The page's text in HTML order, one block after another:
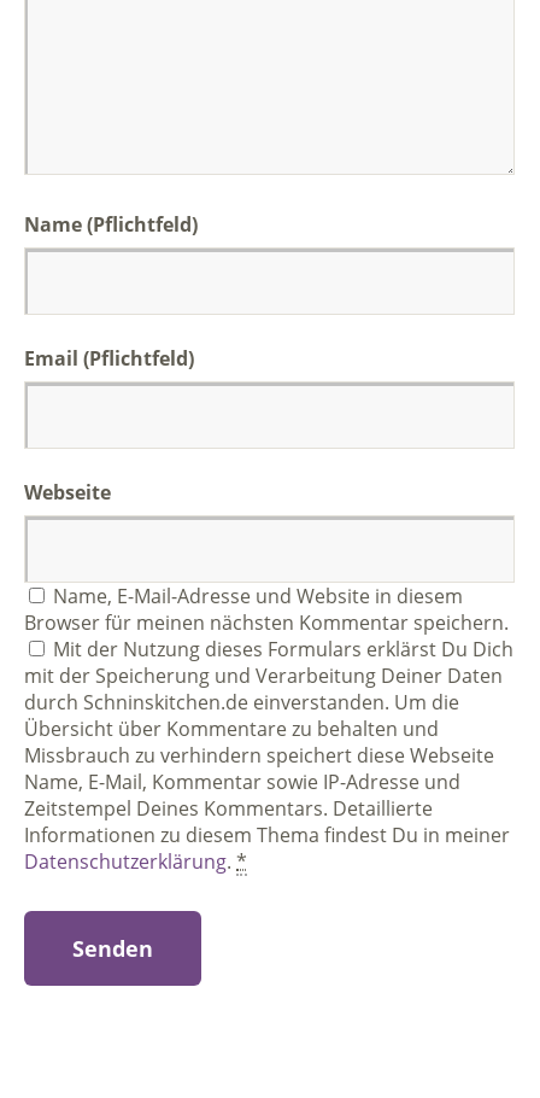
Name (Pflichtfeld)
Email (Pflichtfeld)
Webseite
Name, E-Mail-Adresse und Website in diesem
Browser für meinen nächsten Kommentar speichern.
Mit der Nutzung dieses Formulars erklärst Du Dich
mit der Speicherung und Verarbeitung Deiner Daten
durch Schninskitchen.de einverstanden. Um die
Übersicht über Kommentare zu behalten und
Missbrauch zu verhindern speichert diese Webseite
Name, E-Mail, Kommentar sowie IP-Adresse und
Zeitstempel Deines Kommentars. Detaillierte
Informationen zu diesem Thema findest Du in meiner
Datenschutzerklärung. *